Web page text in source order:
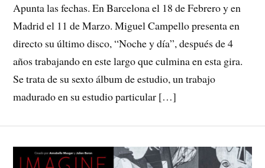
Apunta las fechas. En Barcelona el 18 de Febrero y en
Madrid el 11 de Marzo. Miguel Campello presenta en
directo su último disco, “Noche y día”, después de 4
años trabajando en este largo que culmina en esta gira.
Se trata de su sexto álbum de estudio, un trabajo
madurado en su estudio particular […]